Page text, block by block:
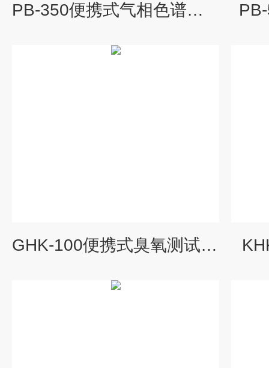
PB-350便携式气相色谱分析仪
GHK-100便携式臭氧测试仪-紫外臭氧检测仪